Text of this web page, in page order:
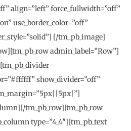
align=”left” force_fullwidth=”off”
use_border_color=”off”
[/tm_pb_image]
admin_label=”Row”]
show_divider=”off”
tm_pb_row][tm_pb_row
type=”4_4″][tm_pb_text